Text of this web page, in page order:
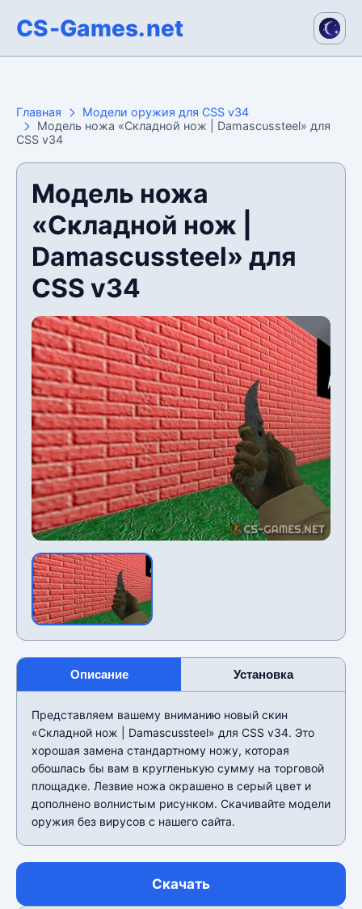
CS-Games.net
Главная
Модели оружия для CSS v34
Модель ножа «Складной нож | Damascussteel» для
CSS v34
Модель ножа
«Складной нож |
Damascussteel» для
CSS v34
Описание Установка
Представляем вашему вниманию новый скин
«Складной нож | Damascussteel» для CSS v34. Это
хорошая замена стандартному ножу, которая
обошлась бы вам в кругленькую сумму на торговой
площадке. Лезвие ножа окрашено в серый цвет и
дополнено волнистым рисунком. Скачивайте модели
оружия без вирусов с нашего сайта.
Скачать